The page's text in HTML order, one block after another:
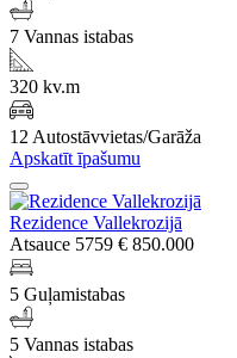
7 Vannas istabas
320 kv.m
12 Autostāvvietas/Garāža
Apskatīt īpašumu
Rezidence Vallekrozijā
Atsauce 5759 € 850.000
5 Guļamistabas
5 Vannas istabas